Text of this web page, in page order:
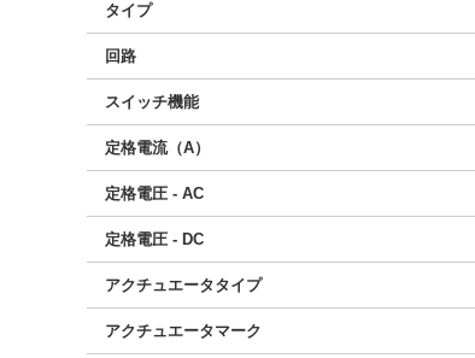
タイプ
回路
スイッチ機能
定格電流（A）
定格電圧 - AC
定格電圧 - DC
アクチュエータタイプ
アクチュエータマーク